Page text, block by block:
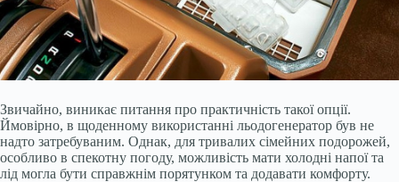
Звичайно, виникає питання про практичність такої опції.
Ймовірно, в щоденному використанні льодогенератор був не
надто затребуваним. Однак, для тривалих сімейних подорожей,
особливо в спекотну погоду, можливість мати холодні напої та
лід могла бути справжнім порятунком та додавати комфорту.